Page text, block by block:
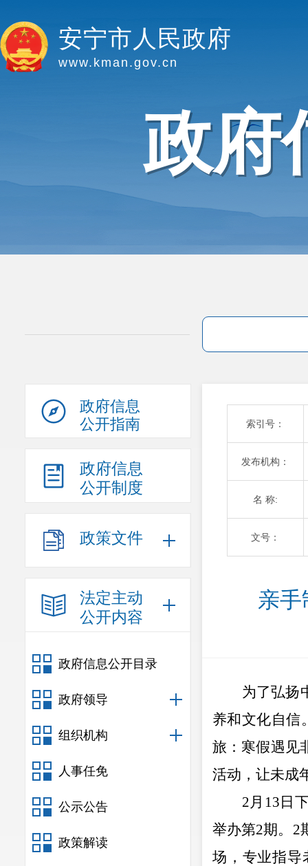
安宁市人民政府
www.kman.gov.cn
政府
政府信息
公开指南
政府信息
公开制度
政策文件
法定主动
公开内容
政府信息公开目录
政府领导
组织机构
人事任免
公示公告
政策解读
索引号：
发布机构：
名 称:
文号：
亲手
为了弘扬
养和文化自信
旅：寒假遇见
活动，让未成
2月 13 日
举办第2期。 2
场，专业指导